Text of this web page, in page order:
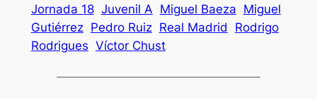
Jornada 18 Juvenil A Miguel Baeza Miguel
Gutiérrez Pedro Ruiz Real Madrid
Rodrigo
Rodrigues Víctor Chust